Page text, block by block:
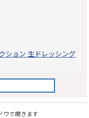
ション 生ドレッシング
ウで開きます